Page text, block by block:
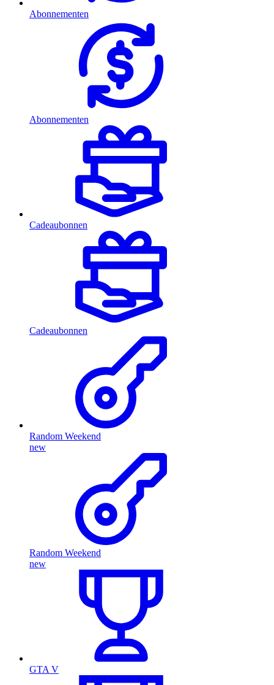
Abonnementen
Abonnementen
Cadeaubonnen
Cadeaubonnen
Random Weekend
new
Random Weekend
new
GTA V